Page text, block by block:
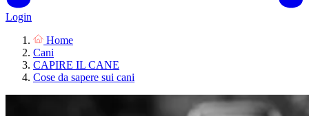
Login
Home
Cani
CAPIRE IL CANE
Cose da sapere sui cani